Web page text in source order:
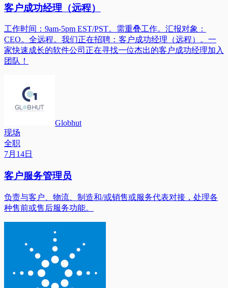
客户成功经理（远程）
工作时间：9am-5pm EST/PST。需重叠工作。汇报对象：
CEO。全远程。我们正在招聘：客户成功经理（远程）。一
家快速成长的软件公司正在寻找一位杰出的客户成功经理加入
团队！
Globhut
现场
全职
7月14日
客户服务管理员
负责与客户、物流、制造和/或销售或服务代表对接，处理各
种售前或售后服务功能。